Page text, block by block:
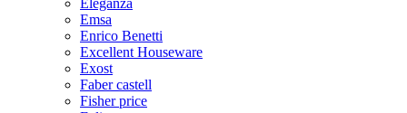
Eleganza
Emsa
Enrico Benetti
Excellent Houseware
Exost
Faber castell
Fisher price